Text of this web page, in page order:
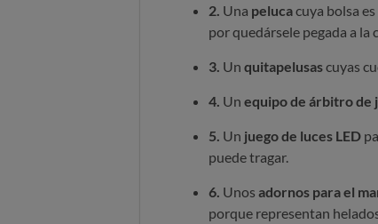
2. Una pelucacuya bolsa
por quedársele pegada a la
3. Un quitapelusascuyas
4. Un equipo de árbitro de
5. Un juego de luces LED
puede tragar.
6. Unos adornos para el
porque representan